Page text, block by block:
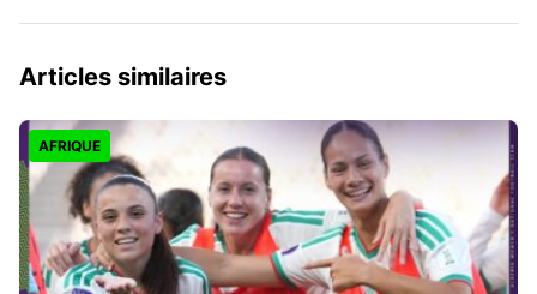
Articles similaires
AFRIQUE